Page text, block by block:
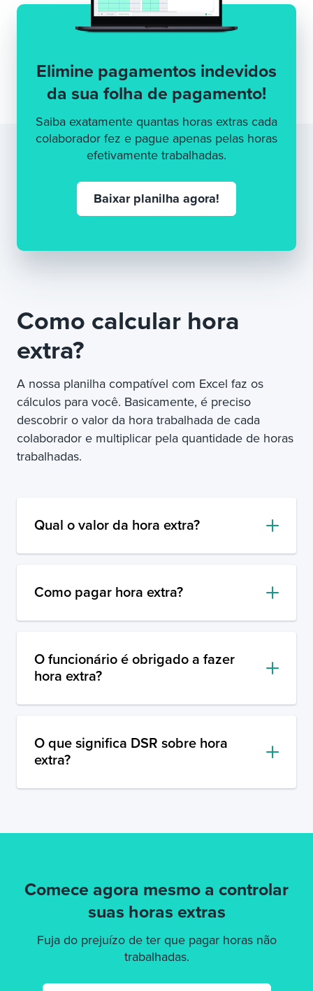
Elimine pagamentos indevidos
da sua folha de pagamento!
Saiba exatamente quantas horas extras cada
colaborador fez e pague apenas pelas horas
efetivamente trabalhadas.
Baixar planilha agora!
Como calcular hora
extra?
A nossa planilha compatível com Excel faz os
cálculos para você. Basicamente, é preciso
descobrir o valor da hora trabalhada de cada
colaborador e multiplicar pela quantidade de horas
trabalhadas.
Qual o valor da hora extra?
Como pagar hora extra?
O funcionário é obrigado a fazer
hora extra?
O que significa DSR sobre hora
extra?
Comece agora mesmo a controlar
suas horas extras
Fuja do prejuízo de ter que pagar horas não
trabalhadas.